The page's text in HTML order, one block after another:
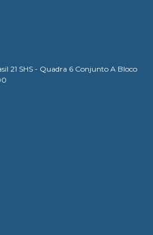
21 SHS - Quadra 6 Conjunto A Bloco